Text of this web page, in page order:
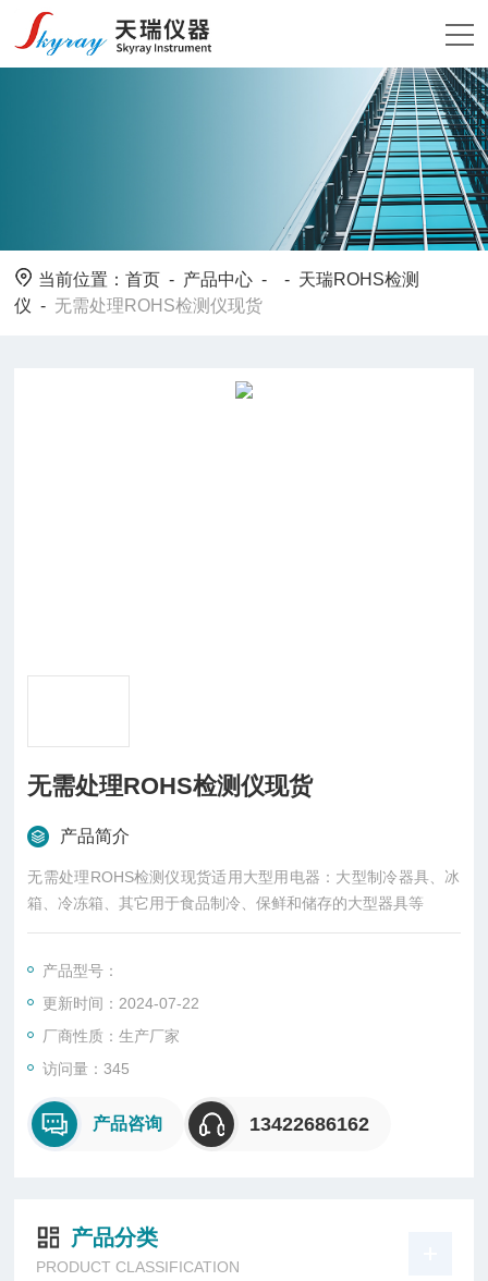
当前位置：首页 - 产品中心 - - 天瑞ROHS检测
仪 - 无需处理ROHS检测仪现货
无需处理ROHS检测仪现货
产品简介
无需处理ROHS检测仪现货适用大型用电器：大型制冷器具、冰
箱、冷冻箱、其它用于食品制冷、保鲜和储存的大型器具等
产品型号：
更新时间：2024-07-22
厂商性质：生产厂家
访问量：345
产品咨询 13422686162
产品分类
PRODUCT CLASSIFICATION